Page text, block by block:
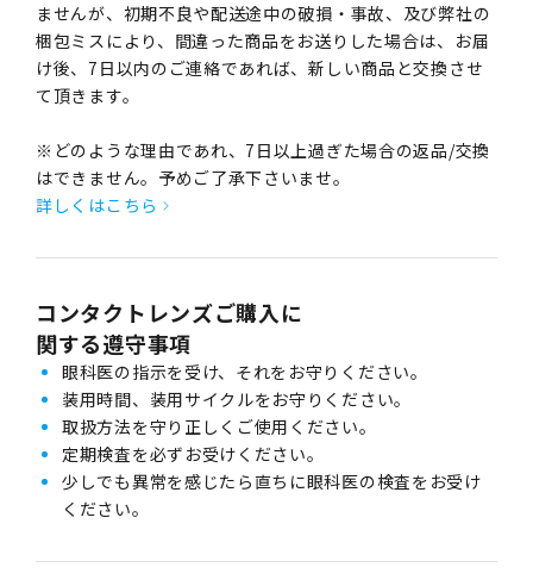
ませんが、初期不良や配送途中の破損・事故、及び弊社の
梱包ミスにより、間違った商品をお送りした場合は、お届
け後、7日以内のご連絡であれば、新しい商品と交換させ
て頂きます。
※どのような理由であれ、7日以上過ぎた場合の返品/交換
はできません。予めご了承下さいませ。
詳しくはこちら
コンタクトレンズご購入に
関する遵守事項
眼科医の指示を受け、それをお守りください。
装用時間、装用サイクルをお守りください。
取扱方法を守り正しくご使用ください。
定期検査を必ずお受けください。
少しでも異常を感じたら直ちに眼科医の検査をお受け
ください。